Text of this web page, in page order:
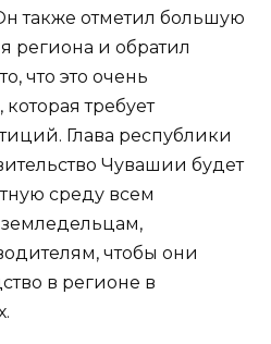
также отметил большую
региона и обратил
что это очень
требует
Глава республики
Чувашии будет
среду всем
чтобы они
в регионе в